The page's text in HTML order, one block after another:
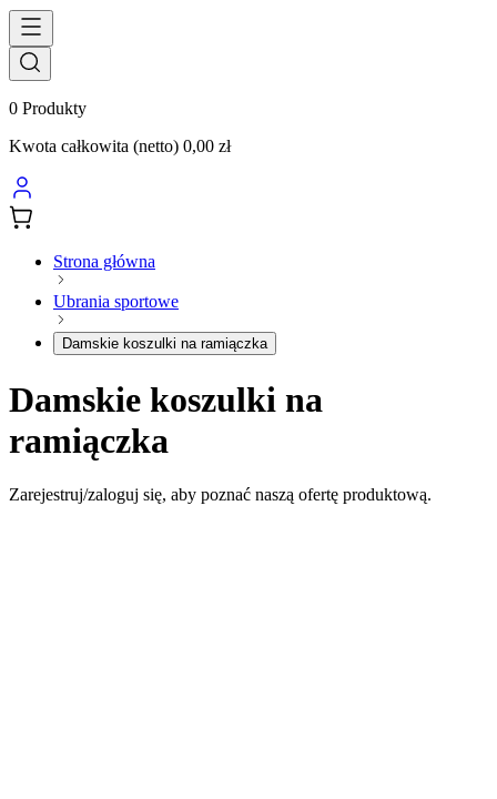
0 Produkty
Kwota całkowita (netto) 0,00 zł
Strona główna
Ubrania sportowe
Damskie koszulki na ramiączka
Damskie koszulki na
ramiączka
Zarejestruj/zaloguj się, aby poznać naszą ofertę produktową.